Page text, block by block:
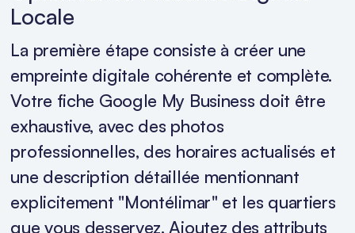
Locale
La première étape consiste à créer une
empreinte digitale cohérente et complète.
Votre fiche Google My Business doit être
exhaustive, avec des photos
professionnelles, des horaires actualisés et
une description détaillée mentionnant
explicitement "Montélimar" et les quartiers
que vous desservez. Ajoutez des attributs